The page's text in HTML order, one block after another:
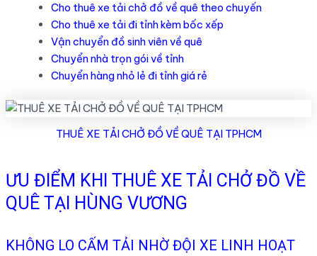
Cho thuê xe tải chở đồ về quê theo chuyến
Cho thuê xe tải đi tỉnh kèm bốc xếp
Vận chuyển đồ sinh viên về quê
Chuyển nhà trọn gói về tỉnh
Chuyển hàng nhỏ lẻ đi tỉnh giá rẻ
THUÊ XE TẢI CHỞ ĐỒ VỀ QUÊ TẠI TPHCM
ƯU ĐIỂM KHI THUÊ XE TẢI CHỞ ĐỒ VỀ
QUÊ TẠI HÙNG VƯƠNG
KHÔNG LO CẤM TẢI NHỜ ĐỘI XE LINH HOẠT